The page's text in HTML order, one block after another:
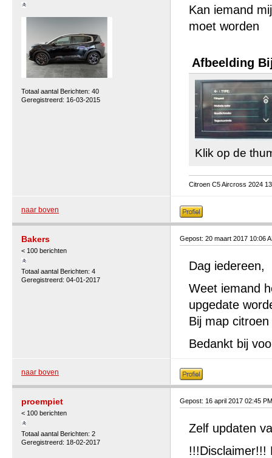
Totaal aantal Berichten: 40
Geregistreerd: 16-03-2015
Kan iemand
moet worden
Afbeelding
Klik op de
Citroen C5 Aircross 2024
naar boven
Bakers
< 100 berichten
Totaal aantal Berichten: 4
Geregistreerd: 04-01-2017
Gepost: 20 maart 2017 10:06
Dag iedereen,
Weet iemand
upgedate
Bij map
Bedankt bij
naar boven
proempiet
< 100 berichten
Totaal aantal Berichten: 2
Geregistreerd: 18-02-2017
Gepost: 16 april 2017 02:45 PM
Zelf updaten
!!!Disclaimer!!!